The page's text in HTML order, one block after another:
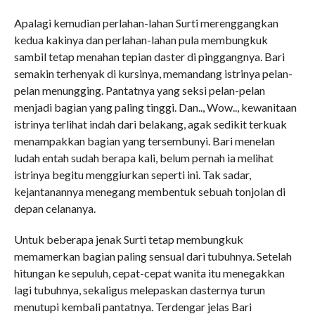
Apalagi kemudian perlahan-lahan Surti merenggangkan
kedua kakinya dan perlahan-lahan pula membungkuk
sambil tetap menahan tepian daster di pinggangnya. Bari
semakin terhenyak di kursinya, memandang istrinya pelan-
pelan menungging. Pantatnya yang seksi pelan-pelan
menjadi bagian yang paling tinggi. Dan.., Wow.., kewanitaan
istrinya terlihat indah dari belakang, agak sedikit terkuak
menampakkan bagian yang tersembunyi. Bari menelan
ludah entah sudah berapa kali, belum pernah ia melihat
istrinya begitu menggiurkan seperti ini. Tak sadar,
kejantanannya menegang membentuk sebuah tonjolan di
depan celananya.
Untuk beberapa jenak Surti tetap membungkuk
memamerkan bagian paling sensual dari tubuhnya. Setelah
hitungan ke sepuluh, cepat-cepat wanita itu menegakkan
lagi tubuhnya, sekaligus melepaskan dasternya turun
menutupi kembali pantatnya. Terdengar jelas Bari